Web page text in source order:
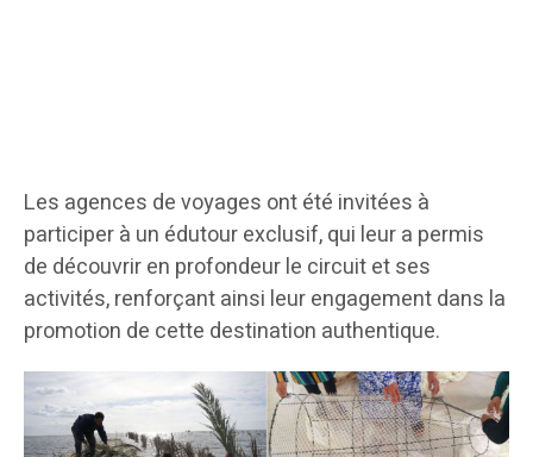
Les agences de voyages ont été invitées à
participer à un édutour exclusif, qui leur a permis
de découvrir en profondeur le circuit et ses
activités, renforçant ainsi leur engagement dans la
promotion de cette destination authentique.